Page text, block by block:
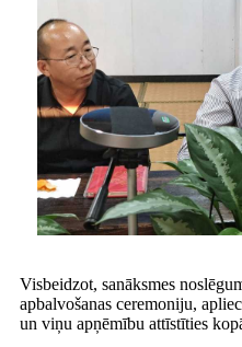
Visbeidzot, sanāksmes
apbalvošanas ceremoniju,
un viņu apņēmību attīstīties